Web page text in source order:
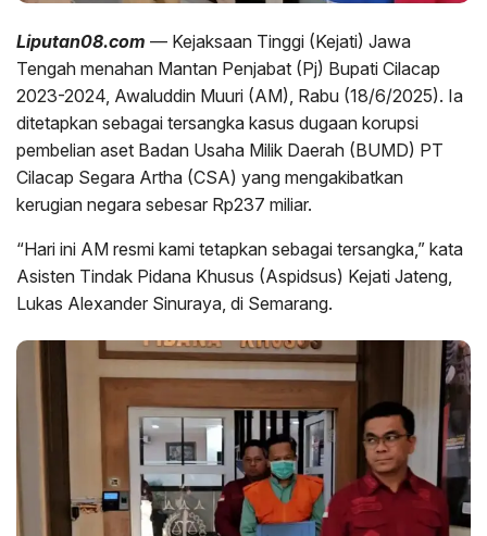
Liputan08.com — Kejaksaan Tinggi (Kejati) Jawa
Tengah menahan Mantan Penjabat (Pj) Bupati Cilacap
2023-2024, Awaluddin Muuri (AM), Rabu (18/6/2025). Ia
ditetapkan sebagai tersangka kasus dugaan korupsi
pembelian aset Badan Usaha Milik Daerah (BUMD) PT
Cilacap Segara Artha (CSA) yang mengakibatkan
kerugian negara sebesar Rp237 miliar.
“Hari ini AM resmi kami tetapkan sebagai tersangka,” kata
Asisten Tindak Pidana Khusus (Aspidsus) Kejati Jateng,
Lukas Alexander Sinuraya, di Semarang.